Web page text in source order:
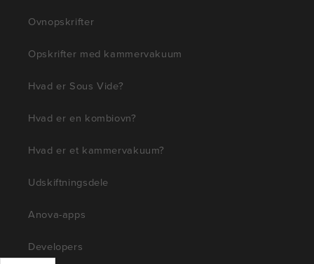
Ovnopskrifter
Opskrifter med kammervakuum
Hvad er Sous Vide?
Hvad er en kombiovn?
Hvad er et kammervakuum?
Udskiftningsdele
Anova-apps
Developers